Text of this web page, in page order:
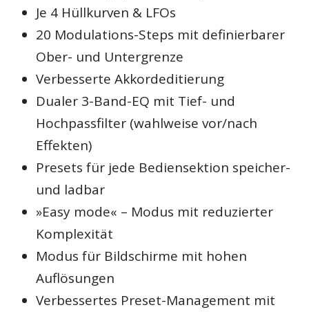
Je 4 Hüllkurven & LFOs
20 Modulations-Steps mit definierbarer
Ober- und Untergrenze
Verbesserte Akkordeditierung
Dualer 3-Band-EQ mit Tief- und
Hochpassfilter (wahlweise vor/nach
Effekten)
Presets für jede Bediensektion speicher-
und ladbar
»Easy mode« – Modus mit reduzierter
Komplexität
Modus für Bildschirme mit hohen
Auflösungen
Verbessertes Preset-Management mit